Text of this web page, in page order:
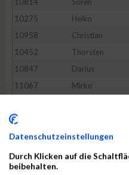
10275
Heiko
10958
Christian
10452
Thorsten
10847
Darius
11067
Mirko
10795
10798
Johannes
11162
--
10726
Datenschutzeinstellungen
Durch Klicken auf die
beibehalten.